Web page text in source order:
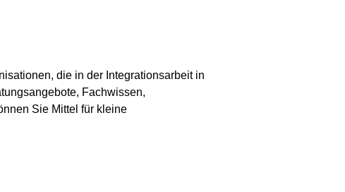
die in der Integrationsarbeit in
Fachwissen,
Sie Mittel für kleine